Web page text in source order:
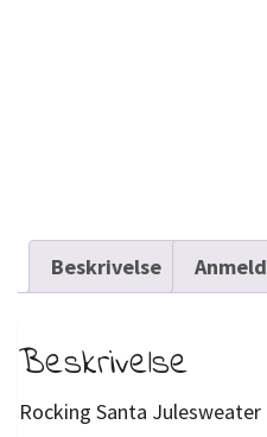
Beskrivelse
Beskrivelse
Rocking Santa